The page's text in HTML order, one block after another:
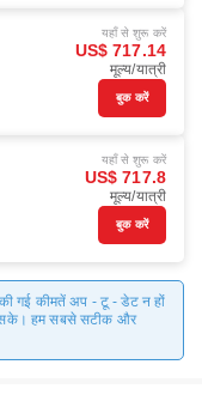
यहाँ से शुरू करें
US$ 717.14
मूल्य/यात्री
बुक करें
यहाँ से शुरू करें
US$ 717.8
मूल्य/यात्री
बुक करें
गई कीमतें अप - टू - डेट न हों
सके। हम सबसे सटीक और